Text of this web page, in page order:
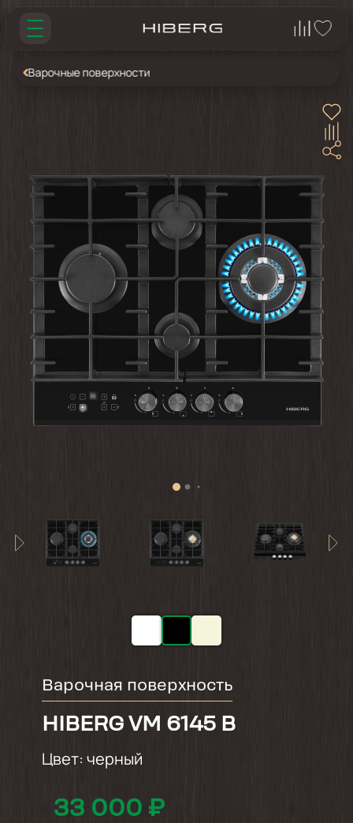
Варочные поверхности
Варочная поверхность
HIBERG VM 6145 B
Цвет: черный
33 000 ₽